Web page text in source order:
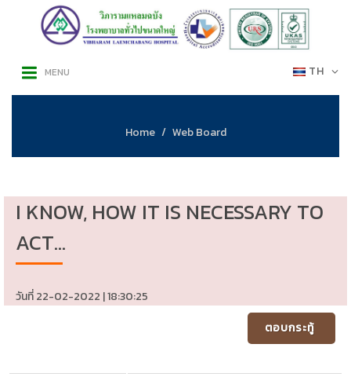
TH
MENU
Home Web Board
I KNOW, HOW IT IS NECESSARY TO
ACT...
วันที่ 22-02-2022 | 18:30:25
ตอบกระทู้